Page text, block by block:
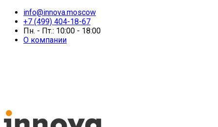
info@innova.moscow
+7 (499) 404-18-67
Пн. - Пт.: 10:00 - 18:00
О компании